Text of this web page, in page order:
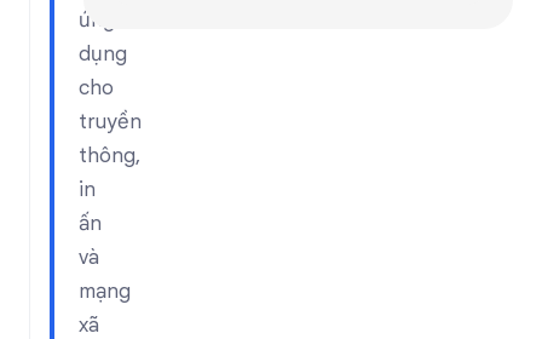
ứng
dụng
cho
truyền
thông,
in
ấn
và
mạng
xã